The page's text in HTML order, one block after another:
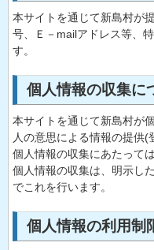
本サイトを通じて新島村が
号、Ｅ－mailアドレス等、
す。
個人情報の収集に
本サイトを通じて新島村が
人の意思による情報の提供(
個人情報の収集にあたって
個人情報の収集は、明示し
でこれを行います。
個人情報の利用制